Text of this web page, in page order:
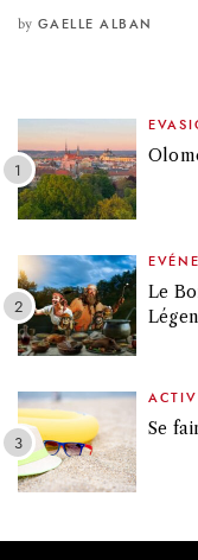
by GAELLE ALBAN
Le
Se